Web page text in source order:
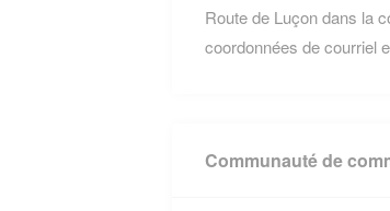
Route de Luçon dans la
coordonnées de courriel
Communauté de